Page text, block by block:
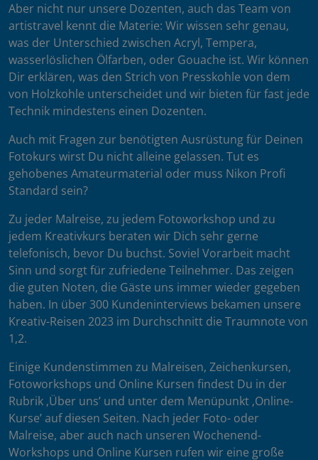
Aber nicht nur unsere Dozenten, auch das Team von
artistravel kennt die Materie: Wir wissen sehr genau,
was der Unterschied zwischen Acryl, Tempera,
wasserlöslichen Ölfarben, oder Gouache ist. Wir können
Dir erklären, was den Strich von Presskohle von dem
von Holzkohle unterscheidet und wir bieten für fast jede
Technik mindestens einen Dozenten.
Auch mit Fragen zur benötigten Ausrüstung für Deinen
Fotokurs wirst Du nicht alleine gelassen. Tut es
gehobenes Amateurmaterial oder muss Nikon Profi
Standard sein?
Zu jeder Malreise, zu jedem Fotoworkshop und zu
jedem Kreativkurs beraten wir Dich sehr gerne
telefonisch, bevor Du buchst. Soviel Vorarbeit macht
Sinn und sorgt für zufriedene Teilnehmer. Das zeigen
die guten Noten, die Gäste uns immer wieder gegeben
haben. In über 300 Kundeninterviews bekamen unsere
Kreativ-Reisen 2023 im Durchschnitt die Traumnote von
1,2.
Einige Kundenstimmen zu Malreisen, Zeichenkursen,
Fotoworkshops und Online Kursen findest Du in der
Rubrik ‚Über uns’ und unter dem Menüpunkt ‚Online-
Kurse’ auf diesen Seiten. Nach jeder Foto- oder
Malreise, aber auch nach unseren Wochenend-
Workshops und Online Kursen rufen wir eine große